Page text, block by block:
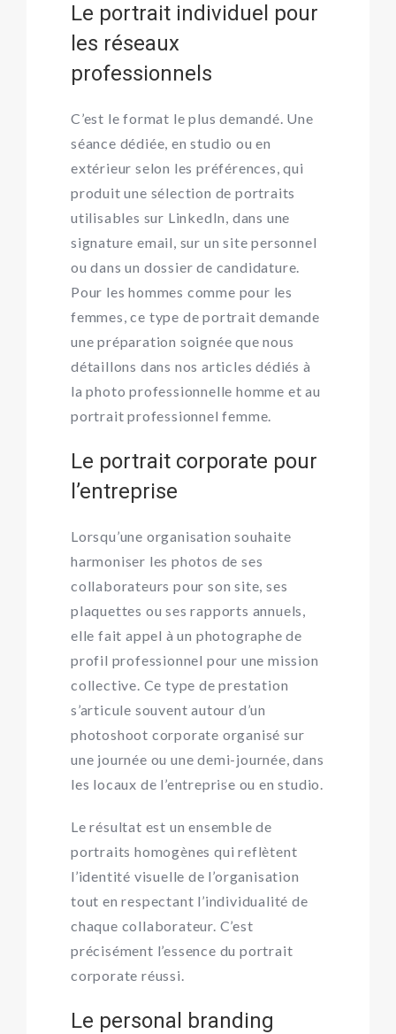
Le portrait individuel pour
les réseaux
professionnels
C’est le format le plus demandé. Une
séance dédiée, en studio ou en
extérieur selon les préférences, qui
produit une sélection de portraits
utilisables sur LinkedIn, dans une
signature email, sur un site personnel
ou dans un dossier de candidature.
Pour les hommes comme pour les
femmes, ce type de portrait demande
une préparation soignée que nous
détaillons dans nos articles dédiés à
laphoto professionnelle homme et au
portrait professionnel femme.
Le portrait corporate pour
l’entreprise
Lorsqu’une organisation souhaite
harmoniser les photos de ses
collaborateurs pour son site, ses
plaquettes ou ses rapports annuels,
elle fait appel à un photographe de
profil professionnel pour une mission
collective. Ce type de prestation
s’articule souvent autour d’un
photoshoot corporate organisé sur
une journée ou une demi-journée, dans
les locaux de l’entreprise ou en studio.
Le résultat est un ensemble de
portraits homogènes qui reflètent
l’identité visuelle de l’organisation
tout en respectant l’individualité de
chaque collaborateur. C’est
précisément l’essence duportrait
corporate réussi.
Le personal branding